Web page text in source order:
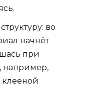
во
начнёт
при
например,
клееной